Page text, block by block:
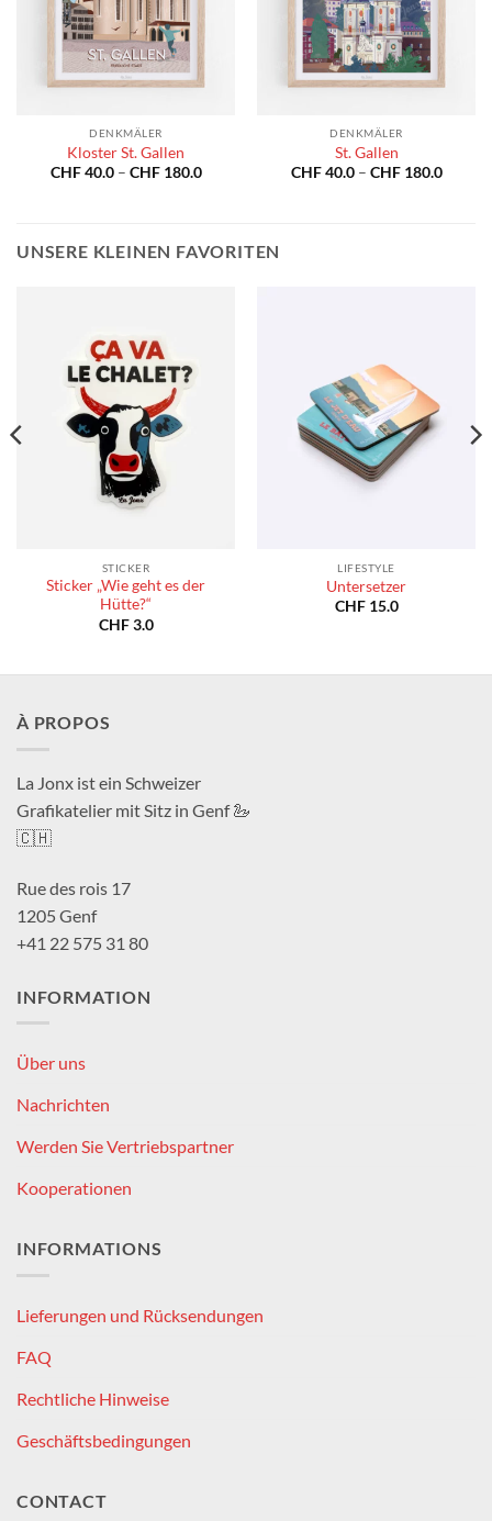
DENKMÄLER
Kloster St. Gallen
CHF40.0 – CHF180.0Preisspanne:
DENKMÄLER
St. Gallen
CHF40.0 – CHF180.0
UNSERE KLEINEN FAVORITEN
STICKER
Sticker „Wie geht es der
Hütte?“
CHF3.0
LIFESTYLE
Untersetzer
CHF15.0
À PROPOS
La Jonx ist ein Schweizer
Grafikatelier mit Sitz in Genf 🦢
🇨🇭
Rue des rois 17
1205 Genf
+41 22 575 31 80
INFORMATION
Über uns
Nachrichten
Werden Sie Vertriebspartner
Kooperationen
INFORMATIONS
Lieferungen und Rücksendungen
FAQ
Rechtliche Hinweise
Geschäftsbedingungen
CONTACT